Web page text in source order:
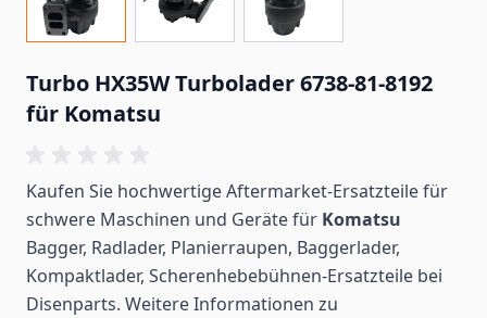
Turbo HX35W Turbolader 6738-81-8192
für Komatsu
Kaufen Sie hochwertige Aftermarket-Ersatzteile für
schwere Maschinen und Geräte für Komatsu
Bagger, Radlader, Planierraupen, Baggerlader,
Kompaktlader, Scherenhebebühnen-Ersatzteile bei
Disenparts. Weitere Informationen zu